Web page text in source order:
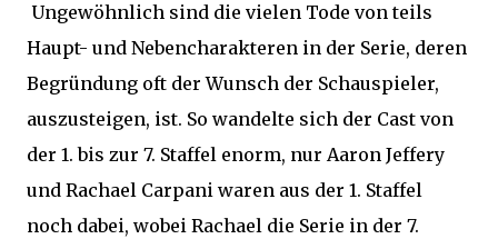
Ungewöhnlich sind die vielen Tode von teils
Haupt- und Nebencharakteren in der Serie, deren
Begründung oft der Wunsch der Schauspieler,
auszusteigen, ist. So wandelte sich der Cast von
der 1. bis zur 7. Staffel enorm, nur Aaron Jeffery
und Rachael Carpani waren aus der 1. Staffel
noch dabei, wobei Rachael die Serie in der 7.